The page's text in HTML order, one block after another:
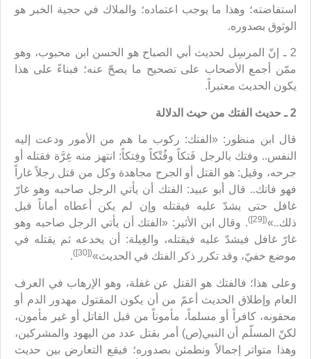
استفاضته؛ وهذا ما يوجب اعتماده؛ والملاك في حجية الخبر هو
الوثوق بصدوره.
2 ـ إنّ المرسِل لحديث أبي الصباح هو الحسن ابن محبوب، وهو
ممّن أجمع الأصحاب على تصحيح ما يصحّ عنه؛ فبناءً على هذا
يكون الحديث معتبراً.
2 ـ حديث الفتك من حيث الدلالة
قال ابن منظور: «الفتك: ركوب ما هم من الأمور ودعت إليه
النفس.. وفتك بالرجل فَتكاً وفُتْكاً وفِتكاً: انتهز منه غِرَّة فقتله أو
جرحه، وقيل: هو القتل أو الجرح مجاهدة وكل من قتل رجلاً غاراً
فهو فاتك.. قال أبو عبيد: الفتك أن يأتي الرجل صاحبه وهو غارّ
غافل حتى يشدّ عليه فيقتله وإن لم يكن أعطاه أماناً قبل
ذلك..»([29])
. وقال ابن الأثير: «الفتك أن يأتي الرجل صاحبه وهو
غارّ غافل فيشدّ عليه فيقتله، والغِيلة: أن يخدعه ثم يقتله في
موضع خفيّ، وقد تكرر ذكر الفتك في الحديث»([30])
.
وعلى هذا؛ فالفتك هو القتل عن غفلة، وهو الإرهاب في العرف
العام وإطلاق الحديث أعمّ من أن يكون المقتول مهدور الدم أو
محقونه، كافراً أو مسلماً، مأموناً من قبل القاتل أو غير مأمون،
لكنّ المسلّم أن النبي(ص) أمر بقتل عدد من اليهود والمشركين،
وهذا متواتر إجمالاً ونطمئن بصدوره؛ فيقع التعارض بين حديث